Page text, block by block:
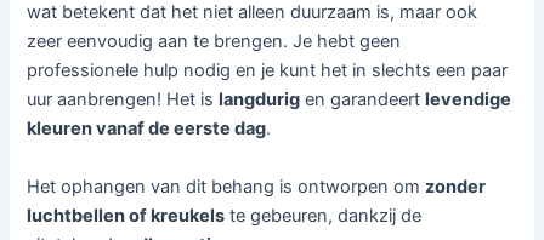
wat betekent dat het niet alleen duurzaam is, maar ook
zeer eenvoudig aan te brengen. Je hebt geen
professionele hulp nodig en je kunt het in slechts een paar
uur aanbrengen! Het islangdurig en garandeertlevendige
kleuren vanaf de eerste dag.
Het ophangen van dit behang is ontworpen om zonder
luchtbellen of kreukels te gebeuren, dankzij de